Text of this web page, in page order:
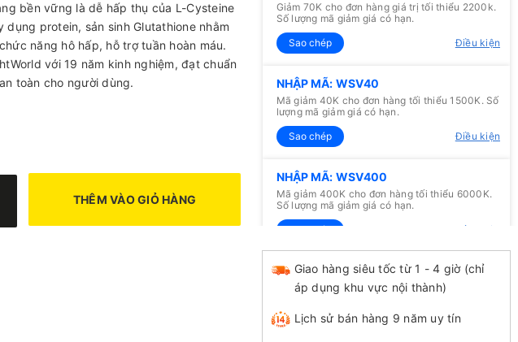
bền vững là dễ hấp thụ của L-Cysteine
protein, sản sinh Glutathione nhằm
năng hô hấp, hỗ trợ tuần hoàn máu.
với 19 năm kinh nghiệm, đạt chuẩn
toàn cho người dùng.
THÊM VÀO GIỎ HÀNG
Giảm 70K cho đơn hàng giá trị tối thiểu 2200k.
Số lượng mã giảm giá có hạn.
Sao chép
Điều kiện
NHẬP MÃ: WSV40
Mã giảm 40K cho đơn hàng tối thiểu 1500K. Số
lượng mã giảm giá có hạn.
Sao chép
Điều kiện
NHẬP MÃ: WSV400
Mã giảm 400K cho đơn hàng tối thiểu 6000K.
Số lượng mã giảm giá có hạn.
Sao chép
Điều kiện
NHẬP MÃ: WSV20
Mã giảm 20K cho đơn hàng tối thiểu 1000K. Số
Sao chép
Điều kiện
Giao hàng siêu tốc từ 1 - 4 giờ (chỉ
áp dụng khu vực nội thành)
Lịch sử bán hàng 9 năm uy tín